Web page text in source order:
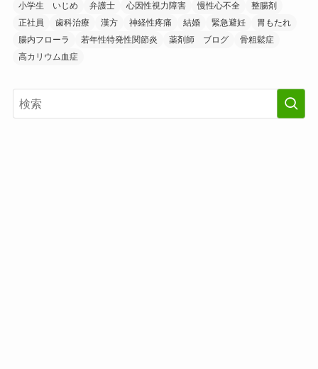
小学生 いじめ
弁護士 心因性視力障害 慢性心不全
整腸剤
正社員
歯科治療 漢方 神経性疼痛 結婚 緊急避妊
胃もたれ
腸内フローラ
若年性特発性関節炎 薬剤師 ブログ
骨粗鬆症
高カリウム血症